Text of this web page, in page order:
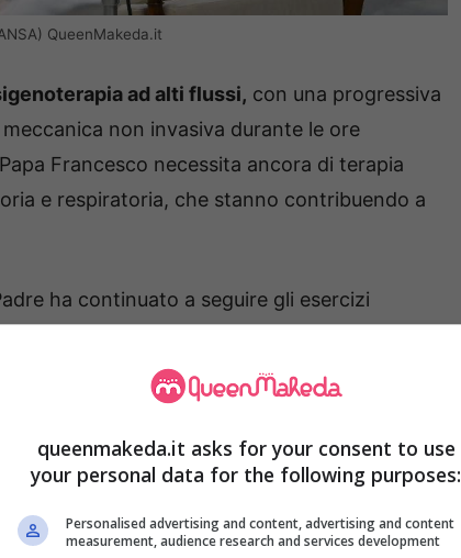
QueenMakeda.it
ad alti flussi, con una progressiva
non invasiva durante le ore
Francesco necessita ancora di terapia
e respiratoria, che stanno contribuendo a
ha continuato a seguire gli esercizi
compatibilmente con le sue condizioni
mostrato una buona risposta alle terapie in
frequenza dei bollettini
che, salvo novità sostanziali, gli aggiornamenti
queenmakeda.it asks for your consent to use
your personal data for the following purposes:
Personalised advertising and content, advertising and content
measurement, audience research and services development